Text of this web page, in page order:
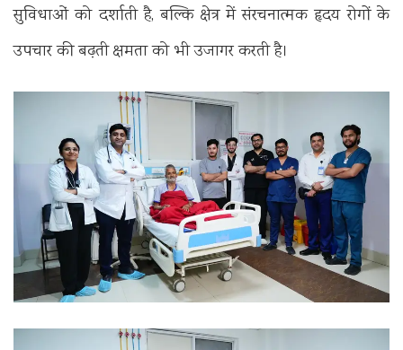
सुविधाओं को दर्शाती है, बल्कि क्षेत्र में संरचनात्मक हृदय रोगों के
उपचार की बढ़ती क्षमता को भी उजागर करती है।